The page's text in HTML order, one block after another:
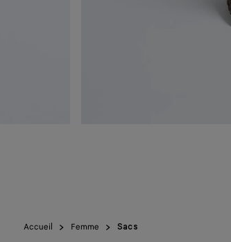
Accueil Femme Sacs